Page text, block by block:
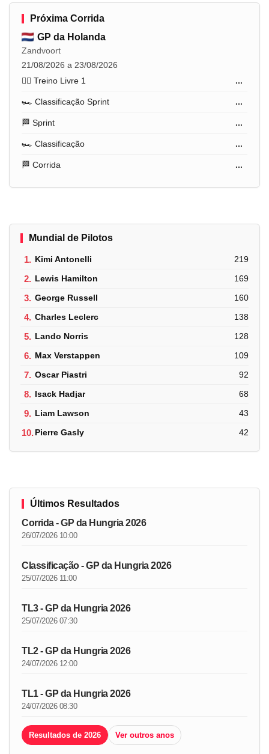
Próxima Corrida
GP da Holanda
Zandvoort
21/08/2026 a 23/08/2026
🏋️‍♂️ Treino Livre 1
...
🏎️ Classificação Sprint ...
🏁 Sprint ...
🏎️ Classificação ...
🏁 Corrida ...
Mundial de Pilotos
1. Kimi Antonelli 219
2. Lewis Hamilton 169
3. George Russell 160
4. Charles Leclerc 138
5. Lando Norris 128
6. Max Verstappen 109
7. Oscar Piastri 92
8. Isack Hadjar 68
9. Liam Lawson 43
10.Pierre Gasly 42
Últimos Resultados
Corrida - GP da Hungria 2026
26/07/2026 10:00
Classificação - GP da Hungria 2026
25/07/2026 11:00
TL3 - GP da Hungria 2026
25/07/2026 07:30
TL2 - GP da Hungria 2026
24/07/2026 12:00
TL1 - GP da Hungria 2026
24/07/2026 08:30
Resultados de 2026 Ver outros anos